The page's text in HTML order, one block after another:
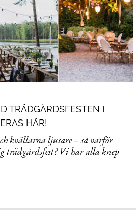
TRÄDGÅRDSFESTEN I
HÄR!
kvällarna ljusare – så varför
trädgårdsfest? Vi har alla knep